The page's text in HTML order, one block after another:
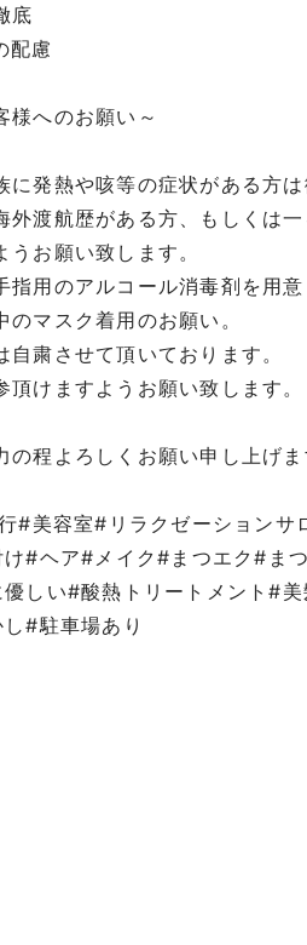
底
配慮
様へのお願い～
に発熱や咳等の症状がある方
外渡航歴がある方、もしくは
お願い致します。
指用のアルコール消毒剤を用
のマスク着用のお願い。
自粛させて頂いております。
頂けますようお願い致します。
の程よろしくお願い申し上げま
#美容室#リラクゼーション
#ヘア#メイク#まつエク#ま
しい#酸熱トリートメント#
#駐車場あり